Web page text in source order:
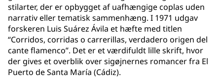
stilarter, der er opbygget af uafhængige coplas uden
narrativ eller tematisk sammenhæng. I 1971 udgav
forskeren Luis Suárez Ávila et hæfte med titlen
“Corridos, corridas o carrerillas, verdadero origen del
cante flamenco”. Det er et værdifuldt lille skrift, hvor
der gives et overblik over sigøjnernes romancer fra El
Puerto de Santa María (Cádiz).